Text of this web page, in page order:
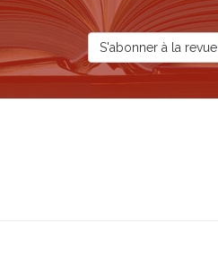
S'abonner à la revue